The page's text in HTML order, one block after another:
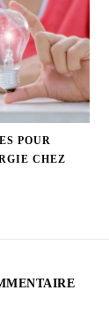
POUR
CHEZ